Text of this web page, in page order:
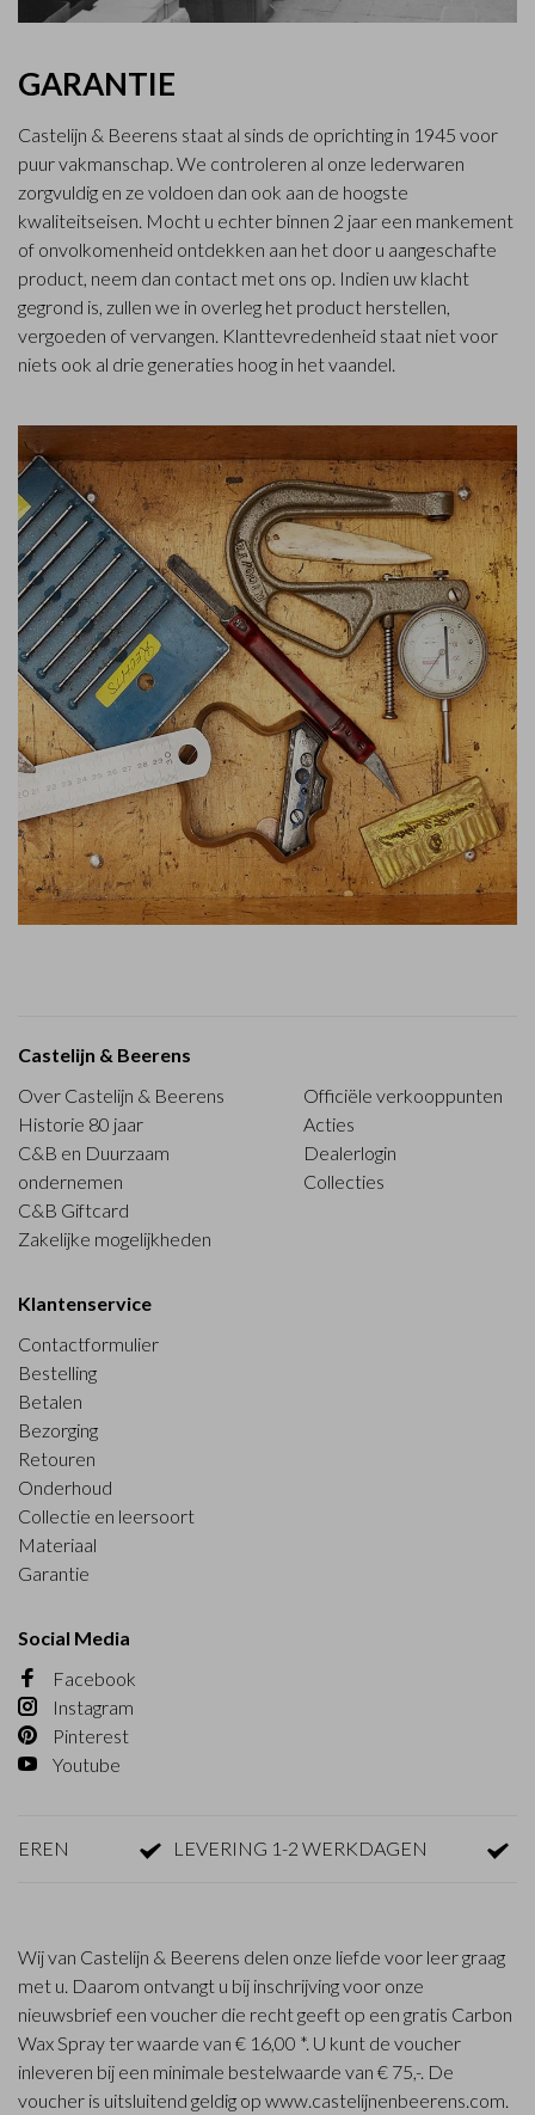
GARANTIE
Castelijn & Beerens staat al sinds de oprichting in 1945 voor
puur vakmanschap. We controleren al onze lederwaren
zorgvuldig en ze voldoen dan ook aan de hoogste
kwaliteitseisen. Mocht u echter binnen 2 jaar een mankement
of onvolkomenheid ontdekken aan het door u aangeschafte
product, neem dan contact met ons op. Indien uw klacht
gegrond is, zullen we in overleg het product herstellen,
vergoeden of vervangen. Klanttevredenheid staat niet voor
niets ook al drie generaties hoog in het vaandel.
Castelijn & Beerens
Over Castelijn & Beerens
Historie 80 jaar
C&B en Duurzaam
ondernemen
C&B Giftcard
Zakelijke mogelijkheden
Officiële verkooppunten
Acties
Dealerlogin
Collecties
Klantenservice
Contactformulier
Bestelling
Betalen
Bezorging
Retouren
Onderhoud
Collectie en leersoort
Materiaal
Garantie
Social Media
Facebook
Instagram
Pinterest
Youtube
LEVERING 1-2 WERKDAGEN
Wij van Castelijn & Beerens delen onze liefde voor leer graag
met u. Daarom ontvangt u bij inschrijving voor onze
nieuwsbrief een voucher die recht geeft op een gratis Carbon
Wax Spray ter waarde van € 16,00 *. U kunt de voucher
inleveren bij een minimale bestelwaarde van € 75,-. De
voucher is uitsluitend geldig op www.castelijnenbeerens.com.